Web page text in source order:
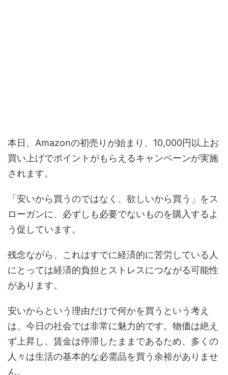
本日、Amazonの初売りが始まり、10,000円以上お
買い上げでポイントがもらえるキャンペーンが実施
されます。
「安いから買うのではなく、欲しいから買う」をス
ローガンに、必ずしも必要でないものを購入するよ
う促しています。
残念ながら、これはすでに経済的に苦労している人
にとっては経済的負担とストレスにつながる可能性
があります。
安いからという理由だけで何かを買うという考え
は、今日の社会では非常に魅力的です。物価は絶え
ず上昇し、賃金は停滞したままであるため、多くの
人々は生活の基本的な必需品を買う余裕がありませ
ん。